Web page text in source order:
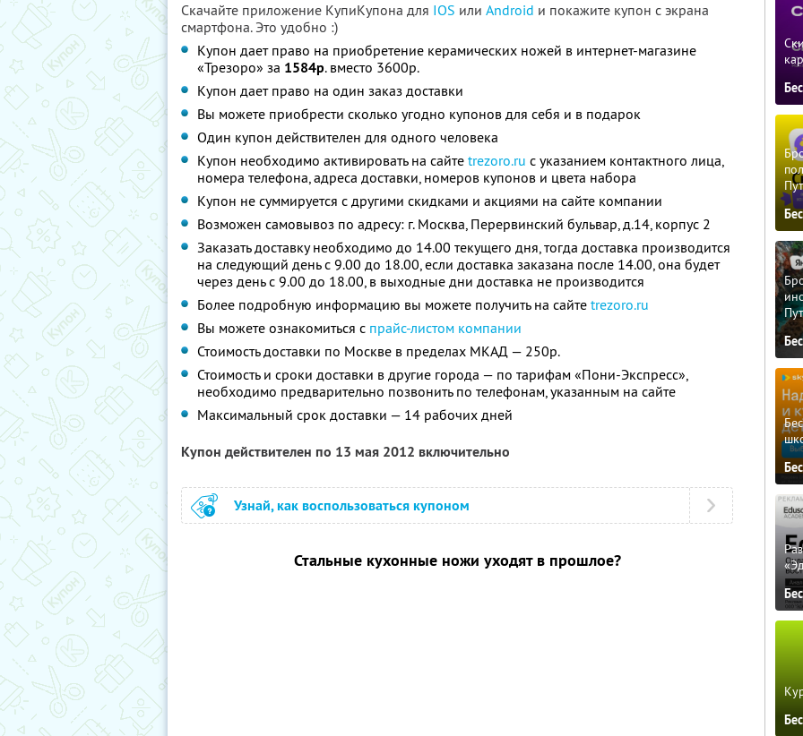
Скачайте приложение КупиКупона для IOS или Android и покажите купон с экрана
смартфона. Это удобно :)
Купон дает право на приобретение керамических ножей в интернет-магазине
«Трезоро» за 1584р. вместо 3600р.
Купон дает право на один заказ доставки
Вы можете приобрести сколько угодно купонов для себя и в подарок
Один купон действителен для одного человека
Купон необходимо активировать на сайте trezoro.ru с указанием контактного лица,
номера телефона, адреса доставки, номеров купонов и цвета набора
Купон не суммируется с другими скидками и акциями на сайте компании
Возможен самовывоз по адресу: г. Москва, Перервинский бульвар, д.14, корпус 2
Заказать доставку необходимо до 14.00 текущего дня, тогда доставка производится
на следующий день с 9.00 до 18.00, если доставка заказана после 14.00, она будет
через день с 9.00 до 18.00, в выходные дни доставка не производится
Более подробную информацию вы можете получить на сайте trezoro.ru
Вы можете ознакомиться с прайс-листом компании
Стоимость доставки по Москве в пределах МКАД — 250р.
Стоимость и сроки доставки в другие города — по тарифам «Пони-Экспресс»,
необходимо предварительно позвонить по телефонам, указанным на сайте
Максимальный срок доставки — 14 рабочих дней
Купон действителен по 13 мая 2012 включительно
Узнай, как воспользоваться купоном
Стальные кухонные ножи уходят в прошлое?